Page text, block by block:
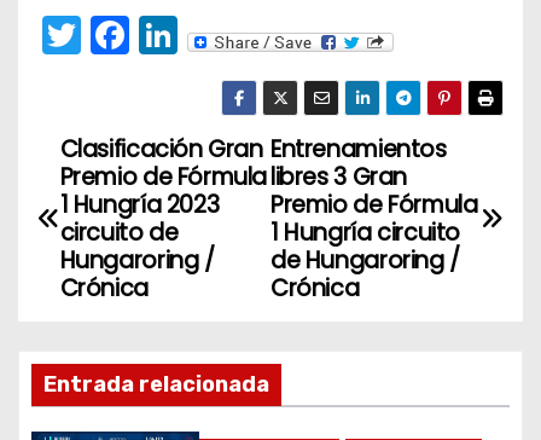
T
w
er
F
a
e
b
o
o
k
Li
e
dI
n
N
a
g
a
Entrenamientos
libres 3 Gran
Premio de Fórmula
1 Hungría circuito
de Hungaroring /
Crónica
Clasificación Gran
Premio de Fórmula
1 Hungría 2023
circuito de
Hungaroring /
Crónica
Entrada relacionada